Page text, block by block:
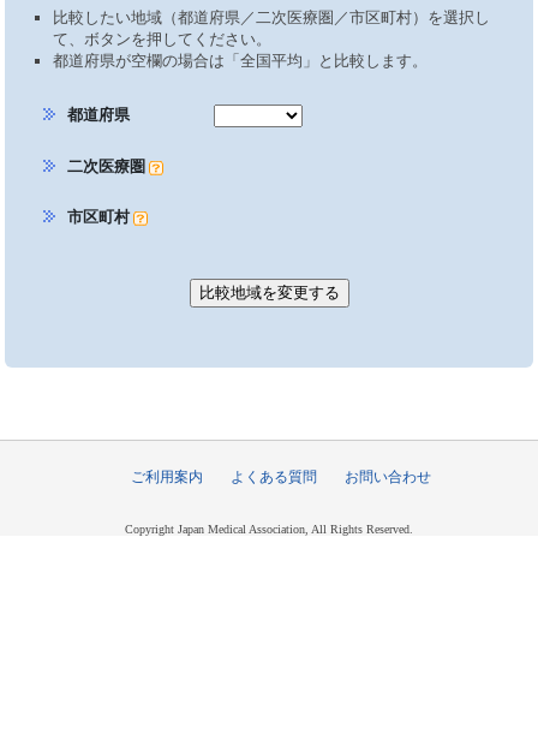
比較したい地域（都道府県／二次医療圏／市区町村）を選択し
て、ボタンを押してください。
都道府県が空欄の場合は「全国平均」と比較します。
都道府県
二次医療圏
市区町村
ご利用案内 よくある質問 お問い合わせ
Copyright Japan Medical Association, All Rights Reserved.